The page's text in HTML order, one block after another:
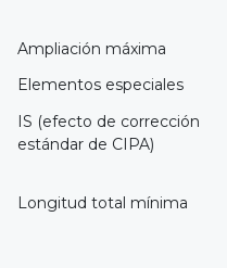
Ampliación máxima
Elementos especiales
IS (efecto de corrección
estándar de CIPA)
Longitud total mínima